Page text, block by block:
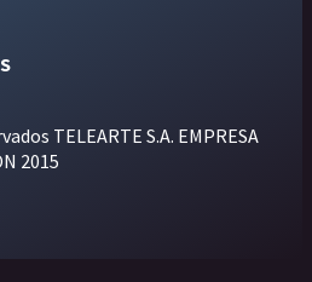
TELEARTE S.A. EMPRESA
2015